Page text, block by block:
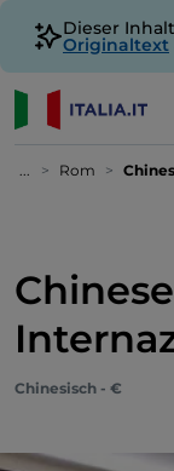
Dieser
Originaltext
... Rom
Chinesisch - €